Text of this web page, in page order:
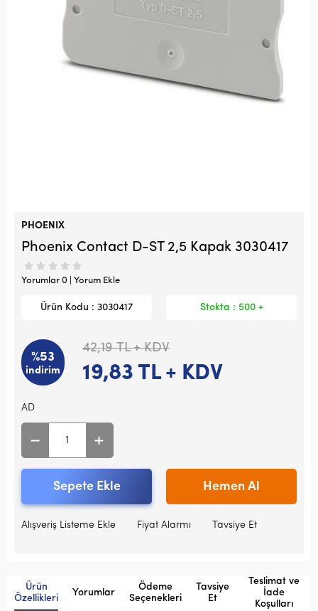
PHOENIX
Phoenix Contact D-ST 2,5 Kapak 3030417
Yorumlar 0 | Yorum Ekle
Ürün Kodu : 3030417 Stokta : 500 +
%53
indirim
42,19TL + KDV
19,83 TL + KDV
AD
Sepete Ekle Hemen Al
Alışveriş Listeme Ekle Fiyat Alarmı Tavsiye Et
Ürün
Özellikleri
Yorumlar
Ödeme
Seçenekleri
Tavsiye
Et
Teslimat ve
İade
Koşulları